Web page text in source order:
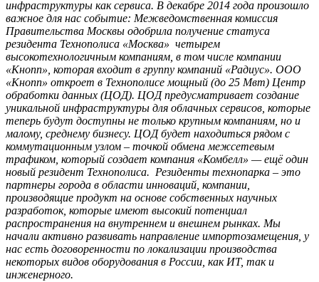
инфраструктуры как сервиса. В декабре 2014 года произошло
важное для нас событие: Межведомственная комиссия
Правительства Москвы одобрила получение статуса
резидента Технополиса «Москва» четырем
высокотехнологичным компаниям, в том числе компании
«Кнопп», которая входит в группу компаний «Радиус». ООО
«Кнопп» откроет в Технополисе мощный (до 25 Мвт) Центр
обработки данных (ЦОД). ЦОД предусматривает создание
уникальной инфраструктуры для облачных сервисов, которые
теперь будут доступны не только крупным компаниям, но и
малому, среднему бизнесу. ЦОД будет находиться рядом с
коммутационным узлом – точкой обмена межсетевым
трафиком, который создает компания «Комбелл» — ещё один
новый резидент Технополиса. Резиденты технопарка – это
партнеры города в области инноваций, компании,
производящие продукт на основе собственных научных
разработок, которые имеют высокий потенциал
распространения на внутреннем и внешнем рынках. Мы
начали активно развивать направление импортозамещения, у
нас есть договоренности по локализации производства
некоторых видов оборудования в России, как ИТ, так и
инженерного.